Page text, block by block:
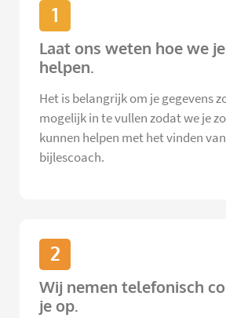
1
Laat ons weten hoe we
helpen.
Het is belangrijk om je gegevens
mogelijk in te vullen zodat we je
kunnen helpen met het vinden
bijlescoach.
2
Wij nemen telefonisch
je op.